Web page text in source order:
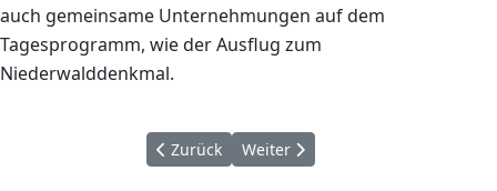
auch gemeinsame Unternehmungen auf dem
Tagesprogramm, wie der Ausflug zum
Niederwalddenkmal.
Vorheriger Beitrag: Spanisch-
Zurück Nächster Beitrag: "Vamos a leer"
Weiter